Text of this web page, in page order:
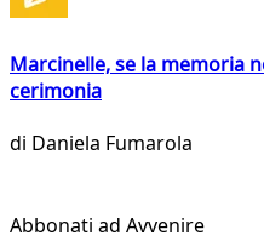
Marcinelle, se la memoria
cerimonia
di Daniela Fumarola
Abbonati ad Avvenire